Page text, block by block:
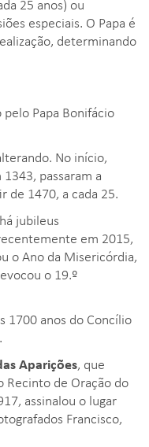
25 anos) ou
especiais. O Papa é
determinando
Papa Bonifácio
No início,
passaram a
de 1470, a cada 25.
jubileus
em 2015,
o Ano da Misericórdia,
o 19.º
1700 anos do Concílio
Aparições, que
Recinto de Oração do
assinalou o lugar
Francisco,